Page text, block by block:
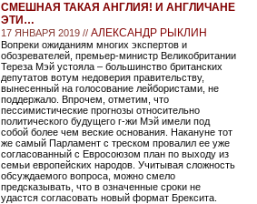
СМЕШНАЯ ТАКАЯ АНГЛИЯ! И АНГЛИЧАНЕ
ЭТИ…
17 ЯНВАРЯ 2019 // АЛЕКСАНДР РЫКЛИН
Вопреки ожиданиям многих экспертов и
обозревателей, премьер-министр Великобритании
Тереза Мэй устояла – большинство британских
депутатов вотум недоверия правительству,
вынесенный на голосование лейбористами, не
поддержало. Впрочем, отметим, что
пессимистические прогнозы относительно
политического будущего г-жи Мэй имели под
собой более чем веские основания. Накануне тот
же самый Парламент с треском провалил ее уже
согласованный с Евросоюзом план по выходу из
семьи европейских народов. Учитывая сложность
обсуждаемого вопроса, можно смело
предсказывать, что в означенные сроки не
удастся согласовать новый формат Брексита.